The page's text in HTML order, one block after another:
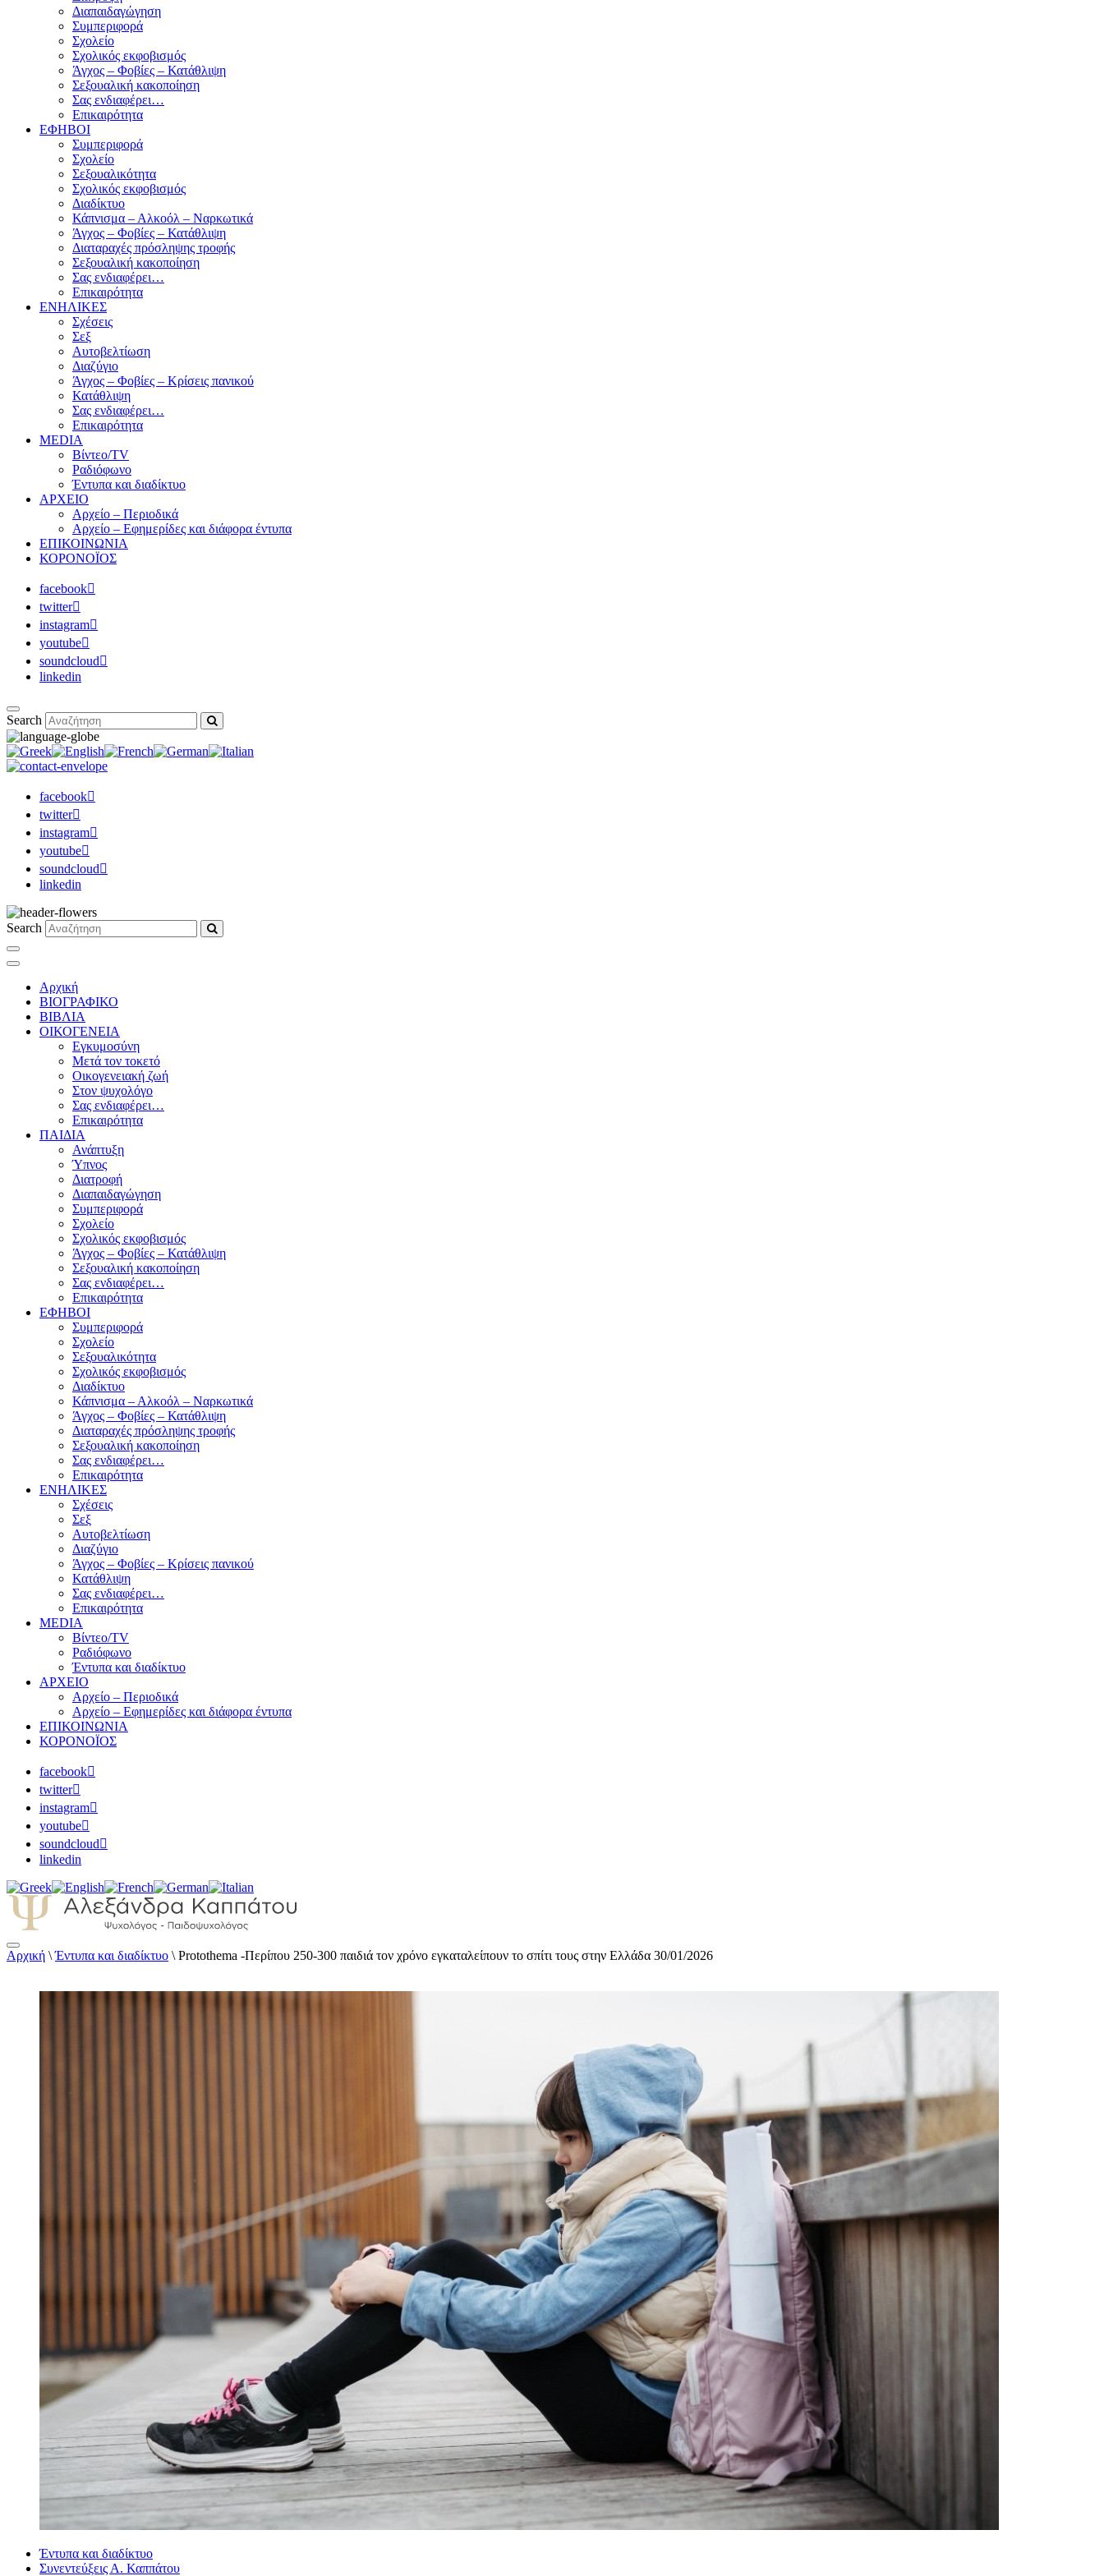
Διαπαιδαγώγηση
Συμπεριφορά
Σχολείο
Σχολικός εκφοβισμός
Άγχος – Φοβίες – Κατάθλιψη
Σεξουαλική κακοποίηση
Σας ενδιαφέρει…
Επικαιρότητα
ΕΦΗΒΟΙ
Συμπεριφορά
Σχολείο
Σεξουαλικότητα
Σχολικός εκφοβισμός
Διαδίκτυο
Κάπνισμα – Αλκοόλ – Ναρκωτικά
Άγχος – Φοβίες – Κατάθλιψη
Διαταραχές πρόσληψης τροφής
Σεξουαλική κακοποίηση
Σας ενδιαφέρει…
Επικαιρότητα
ΕΝΗΛΙΚΕΣ
Σχέσεις
Σεξ
Αυτοβελτίωση
Διαζύγιο
Άγχος – Φοβίες – Κρίσεις πανικού
Κατάθλιψη
Σας ενδιαφέρει…
Επικαιρότητα
MEDIA
Βίντεο/TV
Ραδιόφωνο
Έντυπα και διαδίκτυο
ΑΡΧΕΙΟ
Αρχείο – Περιοδικά
Αρχείο – Εφημερίδες και διάφορα έντυπα
ΕΠΙΚΟΙΝΩΝΙΑ
ΚΟΡΟΝΟΪΟΣ
facebook
twitter
instagram
youtube
soundcloud
linkedin
Search
facebook
twitter
instagram
youtube
soundcloud
linkedin
Search
Αρχική
ΒΙΟΓΡΑΦΙΚΟ
ΒΙΒΛΙΑ
ΟΙΚΟΓΕΝΕΙΑ
Εγκυμοσύνη
Μετά τον τοκετό
Οικογενειακή ζωή
Στον ψυχολόγο
Σας ενδιαφέρει…
Επικαιρότητα
ΠΑΙΔΙΑ
Ανάπτυξη
Ύπνος
Διατροφή
Διαπαιδαγώγηση
Συμπεριφορά
Σχολείο
Σχολικός εκφοβισμός
Άγχος – Φοβίες – Κατάθλιψη
Σεξουαλική κακοποίηση
Σας ενδιαφέρει…
Επικαιρότητα
ΕΦΗΒΟΙ
Συμπεριφορά
Σχολείο
Σεξουαλικότητα
Σχολικός εκφοβισμός
Διαδίκτυο
Κάπνισμα – Αλκοόλ – Ναρκωτικά
Άγχος – Φοβίες – Κατάθλιψη
Διαταραχές πρόσληψης τροφής
Σεξουαλική κακοποίηση
Σας ενδιαφέρει…
Επικαιρότητα
ΕΝΗΛΙΚΕΣ
Σχέσεις
Σεξ
Αυτοβελτίωση
Διαζύγιο
Άγχος – Φοβίες – Κρίσεις πανικού
Κατάθλιψη
Σας ενδιαφέρει…
Επικαιρότητα
MEDIA
Βίντεο/TV
Ραδιόφωνο
Έντυπα και διαδίκτυο
ΑΡΧΕΙΟ
Αρχείο – Περιοδικά
Αρχείο – Εφημερίδες και διάφορα έντυπα
ΕΠΙΚΟΙΝΩΝΙΑ
ΚΟΡΟΝΟΪΟΣ
facebook
twitter
instagram
youtube
soundcloud
linkedin
Αλεξάνδρα Καππάτου Ψυχολόγος – Παιδοψυχολόγος
Αρχική \Έντυπα και διαδίκτυο \ Protothema -Περίπου 250-300 παιδιά τον χρόνο εγκαταλείπουν το σπίτι τους στην Ελλάδα 30/01/2026
Έντυπα και διαδίκτυο
Συνεντεύξεις Α. Καππάτου